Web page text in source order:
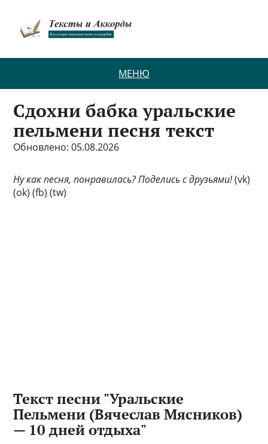
МЕНЮ
Сдохни бабка уральские
пельмени песня текст
Обновлено: 05.08.2026
Ну как песня, понравилась? Поделись с друзьями!(vk)
(ok) (fb) (tw)
Текст песни "Уральские
Пельмени (Вячеслав Мясников)
— 10 дней отдыха"